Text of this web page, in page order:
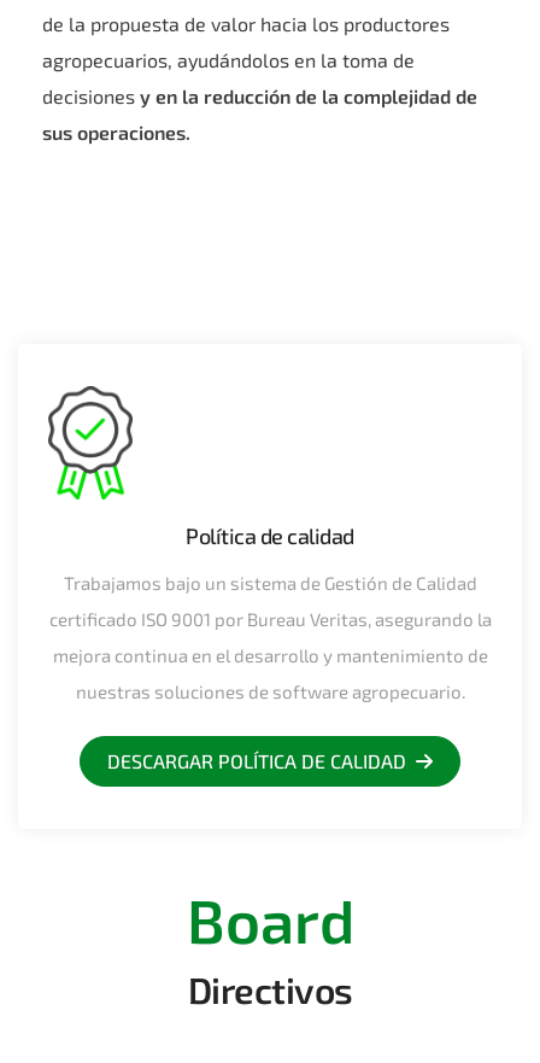
de la propuesta de valor hacia los productores
agropecuarios, ayudándolos en la toma de
decisiones y en la reducción de la complejidad de
sus operaciones.
Política de calidad
Trabajamos bajo un sistema de Gestión de Calidad
certificado ISO 9001 por Bureau Veritas, asegurando la
mejora continua en el desarrollo y mantenimiento de
nuestras soluciones de software agropecuario.
DESCARGAR POLÍTICA DE CALIDAD
Board
Directivos